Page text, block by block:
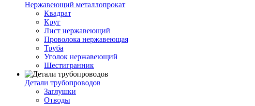
Нержавеющий металлопрокат
Квадрат
Круг
Лист нержавеющий
Проволока нержавеющая
Труба
Уголок нержавеющий
Шестигранник
Детали трубопроводов
Заглушки
Отводы